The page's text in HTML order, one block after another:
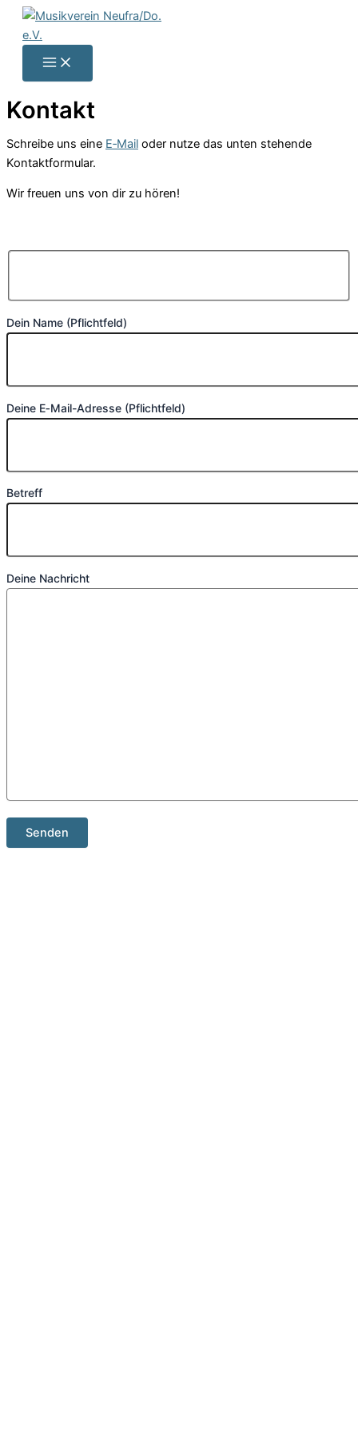
Zum
Inhalt
Kontakt
Schrei­be uns eine E‑Mail oder nutze das unten stehen­de
Kontaktformular.
Wir freu­en uns von dir zu hören!
Dein Name (Pflicht­feld)
Deine E‑Mail-Adres­se (Pflicht­feld)
Bitte lasse dieses Feld leer.
Betreff
Deine Nachricht